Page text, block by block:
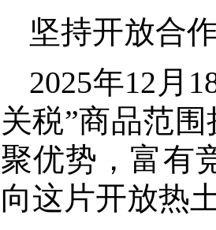
坚持开放合
2025年12月
关税”商品范
聚优势，富有
向这片开放热